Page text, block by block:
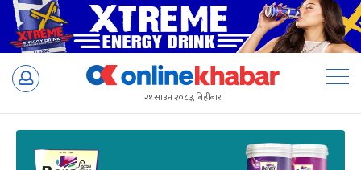
Skip
२१ साउन २०८३, बिहीबार